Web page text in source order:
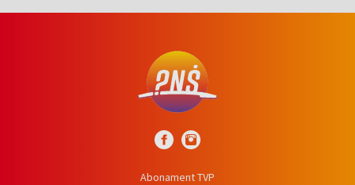
Abonament TVP